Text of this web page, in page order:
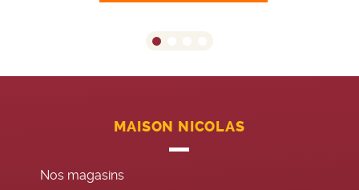
MAISON NICOLAS
Nos magasins